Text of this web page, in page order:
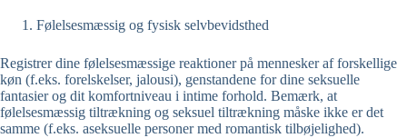
Følelsesmæssig og fysisk selvbevidsthed
Registrer dine følelsesmæssige reaktioner på mennesker af forskellige
køn (f.eks. forelskelser, jalousi), genstandene for dine seksuelle
fantasier og dit komfortniveau i intime forhold. Bemærk, at
følelsesmæssig tiltrækning og seksuel tiltrækning måske ikke er det
samme (f.eks. aseksuelle personer med romantisk tilbøjelighed).